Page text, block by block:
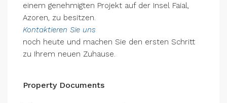
einem genehmigten Projekt auf der Insel Faial,
Azoren, zu besitzen.
Kontaktieren Sie uns
noch heute und machen Sie den ersten Schritt
zu Ihrem neuen Zuhause.
Property Documents